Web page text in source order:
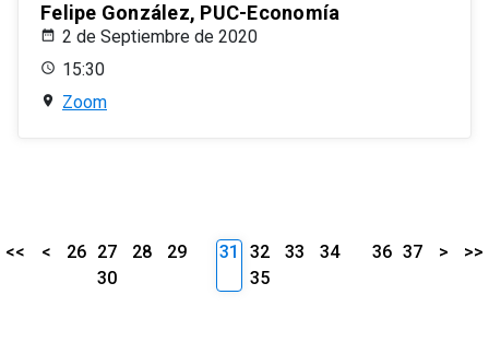
Felipe González, PUC-Economía
2 de Septiembre de 2020
15:30
Zoom
<< < 26 27 28
29
30
31 32 33
34
35
36 37 > >>